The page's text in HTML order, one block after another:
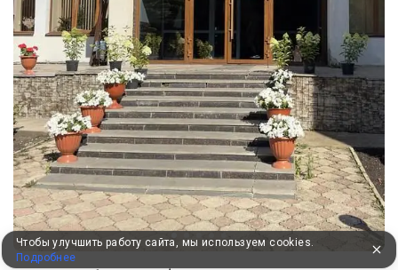
Чтобы улучшить работу сайта, мы используем cookies.
Подробнее